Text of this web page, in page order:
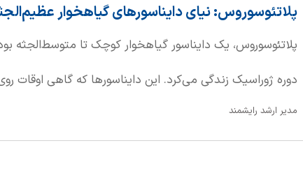
پلاتئوسوروس: نیای دایناسورهای گیاهخوار
پلاتئوسوروس، یک دایناسور گیاهخوار کوچک تا متوسط‌الجثه
دوره ژوراسیک زندگی می‌کرد. این دایناسورها که گاهی اوقات
برای سوروپودها و تیتانوسورهای غول‌پیکر در دوران
مدیر ارشد رایشمند